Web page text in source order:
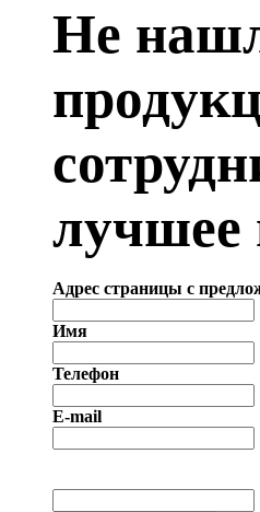
Не
лучшее
Адрес страницы с
Имя
Телефон
E-mail